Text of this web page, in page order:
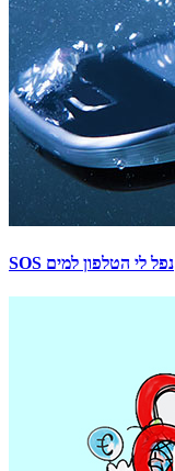
SOS נפל לי הטלפון למים